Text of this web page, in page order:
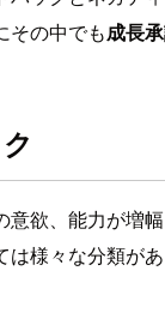
その中でも成長
欲、能力が増
様々な分類があ